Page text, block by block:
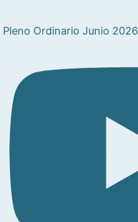
Pleno Ordinario Junio 2026